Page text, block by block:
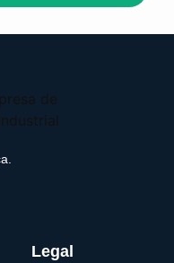
Legal